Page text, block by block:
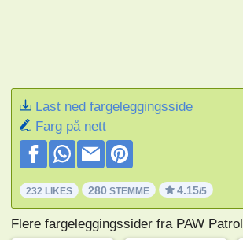
Last ned fargeleggingsside
Farg på nett
232 LIKES 280 STEMME 4.15/5
Flere fargeleggingssider fra PAW Patrol